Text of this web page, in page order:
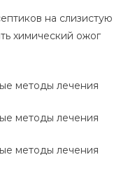
на слизистую
химический ожог